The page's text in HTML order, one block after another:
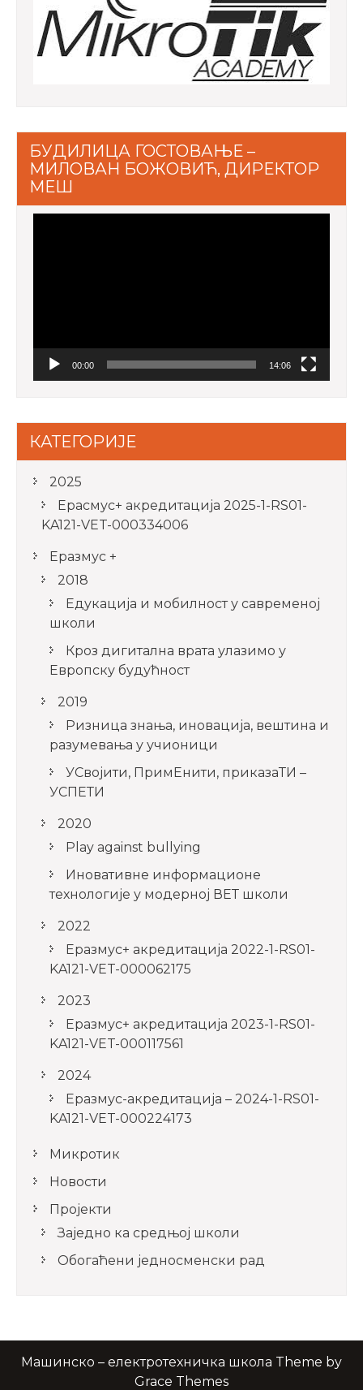
БУДИЛИЦА ГОСТОВАЊЕ –
МИЛОВАН БОЖОВИЋ, ДИРЕКТОР
МЕШ
00:00 14:06
КАТЕГОРИЈЕ
2025
Ерасмус+ акредитацијa 2025-1-RS01-
KA121-VET-000334006
Еразмус +
2018
Едукација и мобилност у савременој
школи
Кроз дигитална врата улазимо у
Европску будућност
2019
Ризница знања, иновација, вештина и
разумевања у учионици
УСвојити, ПримЕнити, приказаТИ –
УСПЕТИ
2020
Play against bullying
Иновативне информационе
технологије у модерној ВЕТ школи
2022
Еразмус+ акредитација 2022-1-RS01-
KA121-VET-000062175
2023
Еразмус+ акредитација 2023-1-RS01-
KA121-VET-000117561
2024
Еразмус-акредитација – 2024-1-RS01-
KA121-VET-000224173
Микротик
Новости
Пројекти
Заједно ка средњој школи
Обогаћени једносменски рад
Машинско – електротехничка школа Theme by
Grace Themes